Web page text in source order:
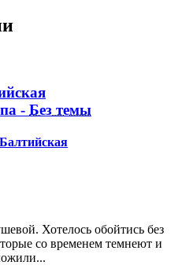
- Без темы
Балтийская
Хотелось обойтись без
со временем темнеют и